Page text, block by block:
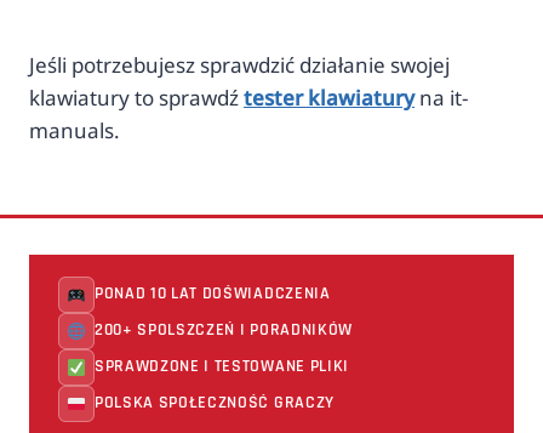
Jeśli potrzebujesz sprawdzić działanie swojej
klawiatury to sprawdźtester klawiaturyna it-
manuals.
PONAD 10 LAT DOŚWIADCZENIA
200+ SPOLSZCZEŃ I PORADNIKÓW
SPRAWDZONE I TESTOWANE PLIKI
POLSKA SPOŁECZNOŚĆ GRACZY